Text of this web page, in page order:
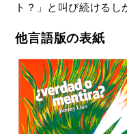
ト？」と叫び続けるし
他言語版の表紙